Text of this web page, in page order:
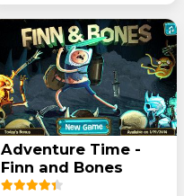
Adventure Time -
Finn and Bones